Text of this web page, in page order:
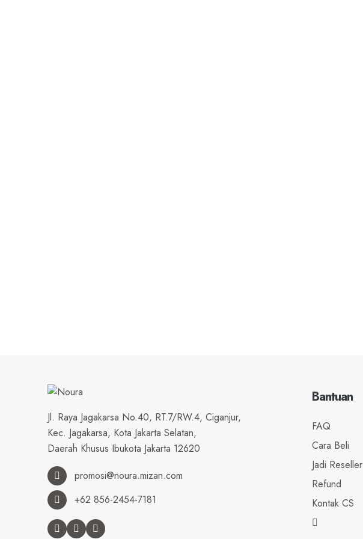
Jl. Raya Jagakarsa No.40, RT.7/RW.4, Ciganjur,
Kec. Jagakarsa, Kota Jakarta Selatan,
Daerah Khusus Ibukota Jakarta 12620
promosi@noura.mizan.com
+62 856-2454-7181
Bantuan
FAQ
Cara Beli
Jadi Reseller
Refund
Kontak CS